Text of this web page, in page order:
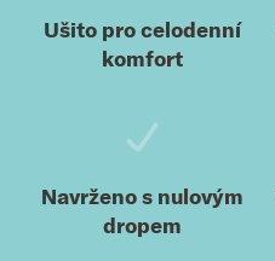
Ušito pro celodenní
komfort
Navrženo s nulovým
dropem